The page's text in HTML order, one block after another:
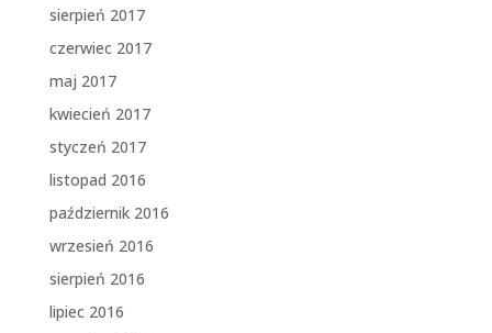
sierpień 2017
czerwiec 2017
maj 2017
kwiecień 2017
styczeń 2017
listopad 2016
październik 2016
wrzesień 2016
sierpień 2016
lipiec 2016